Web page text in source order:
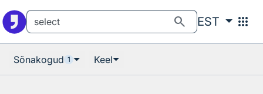
search EST apps
Sõnakogud 1 Keel